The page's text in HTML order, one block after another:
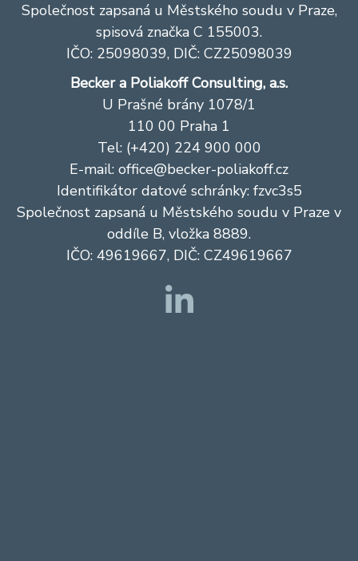
Společnost zapsaná u Městského soudu v Praze,
spisová značka C 155003.
IČO: 25098039, DIČ: CZ25098039
Becker a Poliakoff Consulting, a.s.
U Prašné brány 1078/1
110 00 Praha 1
Tel: (+420) 224 900 000
E-mail: office@becker-poliakoff.cz
Identifikátor datové schránky: fzvc3s5
Společnost zapsaná u Městského soudu v Praze v
oddíle B, vložka 8889.
IČO: 49619667, DIČ: CZ49619667